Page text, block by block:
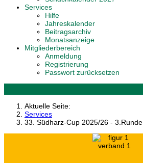
Services
Hilfe
Jahreskalender
Beitragsarchiv
Monatsanzeige
Mitgliederbereich
Anmeldung
Registrierung
Passwort zurücksetzen
Aktuelle Seite:
Services
33. Südharz-Cup 2025/26 - 3.Runde